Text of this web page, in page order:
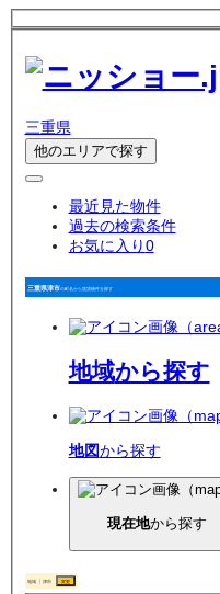
三重県
他のエリアで探す
最近見た物件
過去の検索条件
お気に入り0
三重県津市の町名から賃貸物件を探す
地域から探す
地図から探す
現在地から探す
地域 津市 変更